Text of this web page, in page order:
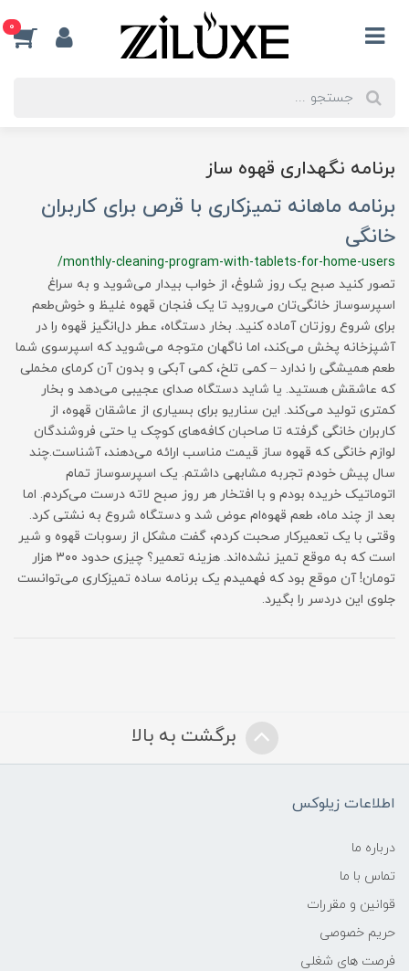
0
برنامه نگهداری قهوه ساز
برنامه ماهانه تمیزکاری با قرص برای کاربران
خانگی
/monthly-cleaning-program-with-tablets-for-home-users
تصور کنید صبح یک روز شلوغ، از خواب بیدار می‌شوید و به سراغ
اسپرسوساز خانگی‌تان می‌روید تا یک فنجان قهوه غلیظ و خوش‌طعم
برای شروع روزتان آماده کنید. بخار دستگاه، عطر دل‌انگیز قهوه را در
آشپزخانه پخش می‌کند، اما ناگهان متوجه می‌شوید که اسپرسوی شما
طعم همیشگی را ندارد – کمی تلخ، کمی آبکی و بدون آن کرمای مخملی
که عاشقش هستید. یا شاید دستگاه صدای عجیبی می‌دهد و بخار
کمتری تولید می‌کند. این سناریو برای بسیاری از عاشقان قهوه، از
کاربران خانگی گرفته تا صاحبان کافه‌های کوچک یا حتی فروشندگان
لوازم خانگی که قهوه ساز قیمت مناسب ارائه می‌دهند، آشناست.چند
سال پیش خودم تجربه مشابهی داشتم. یک اسپرسوساز تمام
اتوماتیک خریده بودم و با افتخار هر روز صبح لاته درست می‌کردم. اما
بعد از چند ماه، طعم قهوه‌ام عوض شد و دستگاه شروع به نشتی کرد.
وقتی با یک تعمیرکار صحبت کردم، گفت مشکل از رسوبات قهوه و شیر
است که به موقع تمیز نشده‌اند. هزینه تعمیر؟ چیزی حدود ۳۰۰ هزار
تومان! آن موقع بود که فهمیدم یک برنامه ساده تمیزکاری می‌توانست
جلوی این دردسر را بگیرد.
برگشت به بالا
اطلاعات زیلوکس
درباره ما
تماس با ما
قوانین و مقررات
حریم خصوصی
فرصت های شغلی